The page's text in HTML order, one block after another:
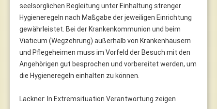
seelsorglichen Begleitung unter Einhaltung strenger
Hygieneregeln nach Maßgabe der jeweiligen Einrichtung
gewährleistet. Bei der Krankenkommunion und beim
Viaticum (Wegzehrung) außerhalb von Krankenhäusern
und Pflegeheimen muss im Vorfeld der Besuch mit den
Angehörigen gut besprochen und vorbereitet werden, um
die Hygieneregeln einhalten zu können.
Lackner: In Extremsituation Verantwortung zeigen